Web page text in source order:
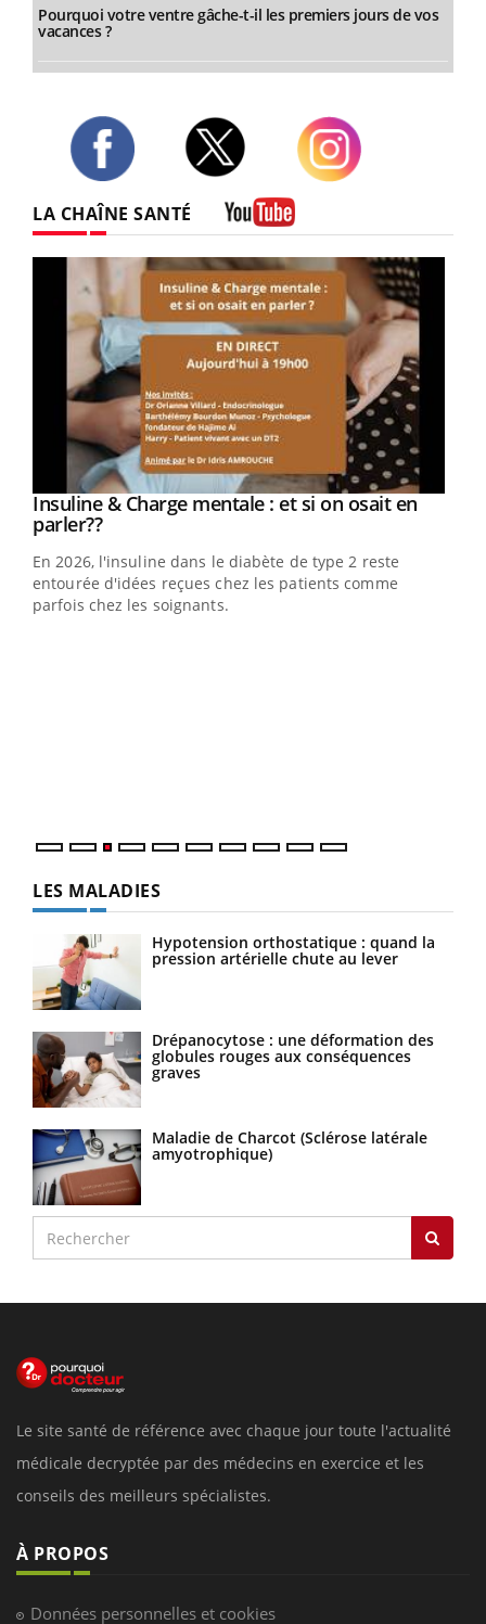
Pourquoi votre ventre gâche-t-il les premiers jours de vos
vacances ?
LA CHAÎNE SANTÉ
Youtube
Insuline & Charge mentale : et si on osait en
parler??Youtube
En 2026, l'insuline dans le diabète de type 2 reste
entourée d'idées reçues chez les patients comme
parfois chez les soignants.
LES MALADIES
Hypotension orthostatique : quand la
pression artérielle chute au lever
Drépanocytose : une déformation des
globules rouges aux conséquences
graves
Maladie de Charcot (Sclérose latérale
amyotrophique)
Le site santé de référence avec chaque jour toute l'actualité
médicale decryptée par des médecins en exercice et les
conseils des meilleurs spécialistes.
À PROPOS
Données personnelles et cookies